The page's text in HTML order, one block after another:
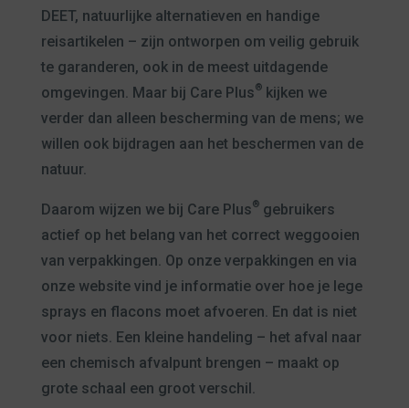
DEET, natuurlijke alternatieven en handige
reisartikelen – zijn ontworpen om veilig gebruik
te garanderen, ook in de meest uitdagende
omgevingen. Maar bij Care Plus®kijken we
verder dan alleen bescherming van de mens; we
willen ook bijdragen aan het beschermen van de
natuur.
Daarom wijzen we bij Care Plus®gebruikers
actief op het belang van het correct weggooien
van verpakkingen. Op onze verpakkingen en via
onze website vind je informatie over hoe je lege
sprays en flacons moet afvoeren. En dat is niet
voor niets. Een kleine handeling – het afval naar
een chemisch afvalpunt brengen – maakt op
grote schaal een groot verschil.